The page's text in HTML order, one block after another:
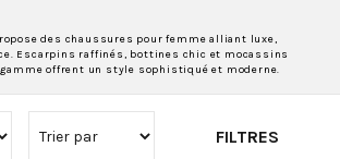
des chaussures pour femme alliant luxe,
Escarpins raffinés, bottines chic et mocassins
offrent un style sophistiqué et moderne.
FILTRES